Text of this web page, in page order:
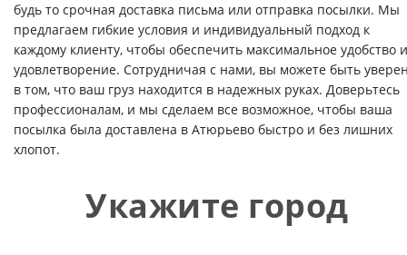
будь то срочная доставка письма или отправка посылки. Мы
предлагаем гибкие условия и индивидуальный подход к
каждому клиенту, чтобы обеспечить максимальное удобство и
удовлетворение. Сотрудничая с нами, вы можете быть
в том, что ваш груз находится в надежных руках. Доверьтесь
профессионалам, и мы сделаем все возможное, чтобы ваша
посылка была доставлена в Атюрьево быстро и без лишних
хлопот.
Укажите город